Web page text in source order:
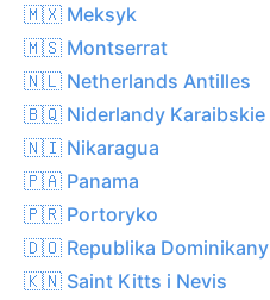
🇲🇽 Meksyk
🇲🇸 Montserrat
🇳🇱 Netherlands Antilles
🇧🇶 Niderlandy Karaibskie
🇳🇮 Nikaragua
🇵🇦 Panama
🇵🇷 Portoryko
🇩🇴 Republika Dominikany
🇰🇳 Saint Kitts i Nevis